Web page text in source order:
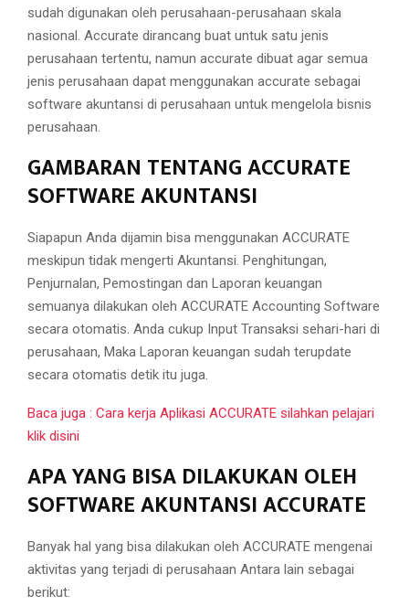
sudah digunakan oleh perusahaan-perusahaan skala
nasional. Accurate dirancang buat untuk satu jenis
perusahaan tertentu, namun accurate dibuat agar semua
jenis perusahaan dapat menggunakan accurate sebagai
software akuntansi di perusahaan untuk mengelola bisnis
perusahaan.
GAMBARAN TENTANG ACCURATE
SOFTWARE AKUNTANSI
Siapapun Anda dijamin bisa menggunakan ACCURATE
meskipun tidak mengerti Akuntansi. Penghitungan,
Penjurnalan, Pemostingan dan Laporan keuangan
semuanya dilakukan oleh ACCURATE Accounting Software
secara otomatis. Anda cukup Input Transaksi sehari-hari di
perusahaan, Maka Laporan keuangan sudah terupdate
secara otomatis detik itu juga.
Baca juga : Cara kerja Aplikasi ACCURATE silahkan pelajari
klik disini
APA YANG BISA DILAKUKAN OLEH
SOFTWARE AKUNTANSI ACCURATE
Banyak hal yang bisa dilakukan oleh ACCURATE mengenai
aktivitas yang terjadi di perusahaan Antara lain sebagai
berikut: